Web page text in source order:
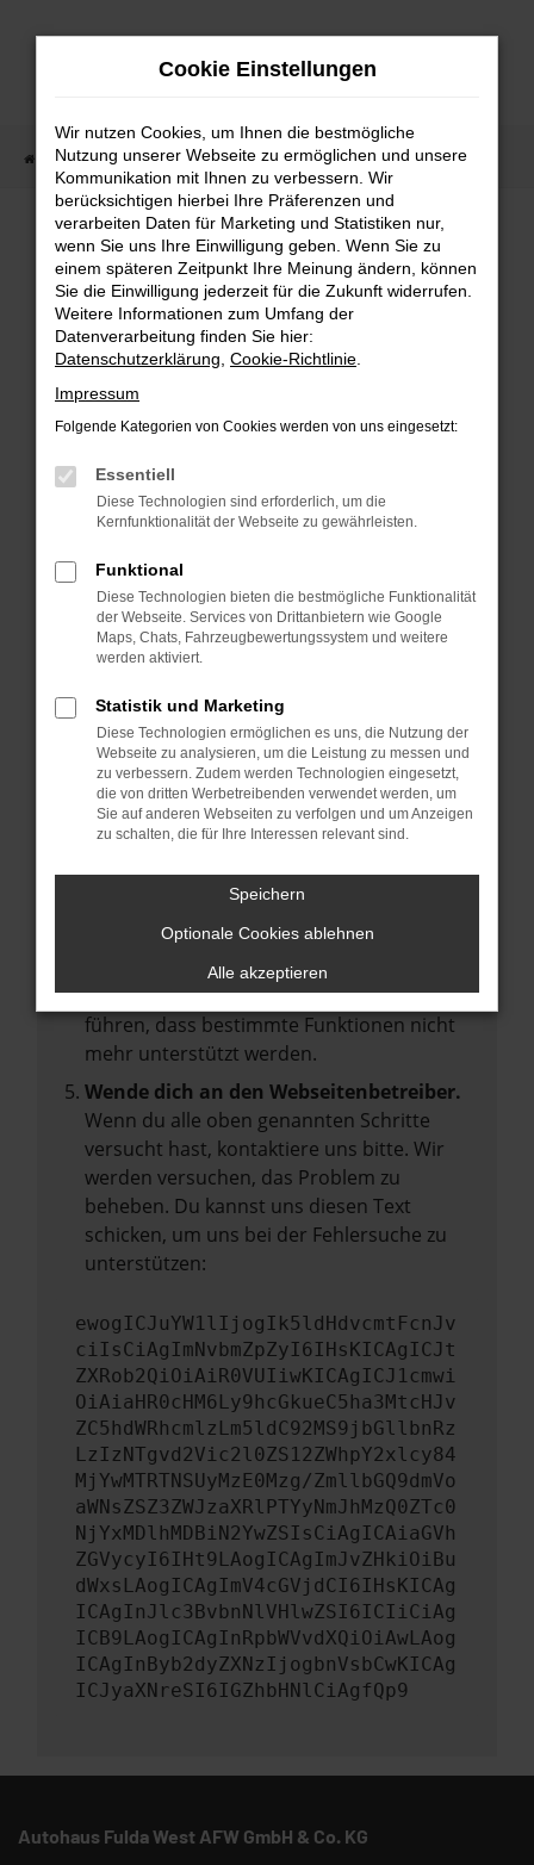
Zum
Startseite Fahrzeugangebote Fahrzeugmarkt
Fahrzeugmarkt
Fehler: Network Error
Beim Laden ist ein Fehler aufgetreten.
Hier sind ein paar Tipps, die dir helfen können:
Überprüfe deine Firewall und deine
Internetverbindung.
deine Suchmaschine?
Prüfe deine Browsererweiterungen.
Manche Erweiterungen, wie Werbeblocker,
können das Laden bestimmter Seiten
anderen Browser oder in einem privaten
Fenster?
Starte dein Gerät neu.
Das kann manchmal helfen,
vorübergehende Probleme zu beheben.
Stelle sicher, dass dein Browser und dein
Betriebssystem auf dem neuesten Stand
Veraltete Software birgt nicht nur ein
Sicherheitsrisiko, sondern kann auch dazu
führen, dass bestimmte Funktionen nicht
mehr unterstützt werden.
Wende dich an den Webseitenbetreiber.
Wenn du alle oben genannten Schritte
versucht hast, kontaktiere uns bitte. Wir
werden versuchen, das Problem zu
beheben. Du kannst uns diesen Text
schicken, um uns bei der Fehlersuche zu
unterstützen:
ewogICJuYW1lIjogIk5ldHdvcmtFcnJv
ciIsCiAgImNvbmZpZyI6IHsKICAgICJt
ZXRob2QiOiAiR0VUIiwKICAgICJ1cmwi
OiAiaHR0cHM6Ly9hcGkueC5ha3MtcHJv
ZC5hdWRhcmlzLm5ldC92MS9jbGllbnRz
LzIzNTgvd2Vic2l0ZS12ZWhpY2xlcy84
MjYwMTRTNSUyMzE0Mzg/ZmllbGQ9dmVo
aWNsZSZ3ZWJzaXRlPTYyNmJhMzQ0ZTc0
NjYxMDlhMDBiN2YwZSIsCiAgICAiaGVh
ZGVycyI6IHt9LAogICAgImJvZHkiOiBu
dWxsLAogICAgImV4cGVjdCI6IHsKICAg
ICAgInJlc3BvbnNlVHlwZSI6ICIiCiAg
ICB9LAogICAgInRpbWVvdXQiOiAwLAog
ICAgInByb2dyZXNzIjogbnVsbCwKICAg
ICJyaXNreSI6IGZhbHNlCiAgfQp9
Autohaus Fulda West AFW GmbH & Co. KG
Cookie Einstellungen
Wir nutzen Cookies, um Ihnen die bestmögliche
Nutzung unserer Webseite zu ermöglichen und unsere
Kommunikation mit Ihnen zu verbessern. Wir
berücksichtigen hierbei Ihre Präferenzen und
verarbeiten Daten für Marketing und Statistiken nur,
wenn Sie uns Ihre Einwilligung geben. Wenn Sie zu
einem späteren Zeitpunkt Ihre Meinung ändern, können
Sie die Einwilligung jederzeit für die Zukunft widerrufen.
Weitere Informationen zum Umfang der
Datenverarbeitung finden Sie hier:
Datenschutzerklärung Cookie-Richtlinie
Impressum
Folgende Kategorien von Cookies werden von uns eingesetzt:
Essentiell
Diese Technologien sind erforderlich, um die
Kernfunktionalität der Webseite zu gewährleisten.
Funktional
Diese Technologien bieten die bestmögliche Funktionalität
der Webseite. Services von Drittanbietern wie Google
Maps, Chats, Fahrzeugbewertungssystem und weitere
werden aktiviert.
Statistik und Marketing
Diese Technologien ermöglichen es uns, die Nutzung der
Webseite zu analysieren, um die Leistung zu messen und
zu verbessern. Zudem werden Technologien eingesetzt,
die von dritten Werbetreibenden verwendet werden, um
Sie auf anderen Webseiten zu verfolgen und um Anzeigen
zu schalten, die für Ihre Interessen relevant sind.
Speichern
Optionale Cookies ablehnen
Alle akzeptieren